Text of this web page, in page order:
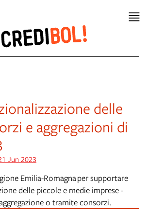
delle
e aggregazioni di
Jun 2023
Emilia-Romagna per supportare
delle piccole e medie imprese -
o tramite consorzi.